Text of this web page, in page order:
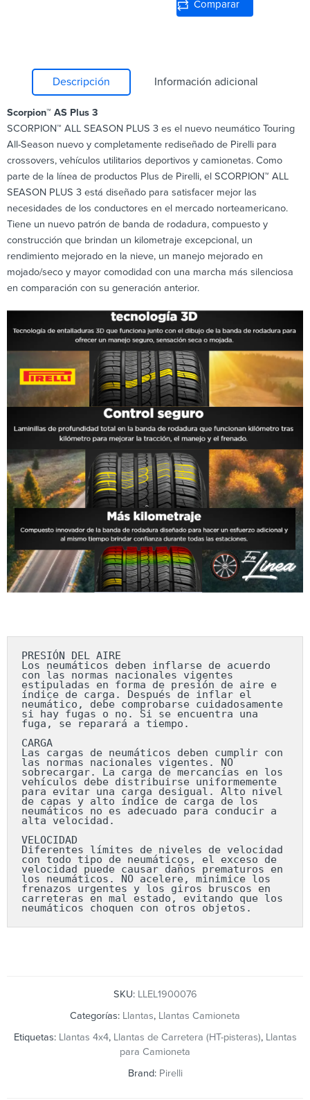
Comparar
Descripción Información adicional
Scorpion™ AS Plus 3
SCORPION™ ALL SEASON PLUS 3 es el nuevo neumático Touring
All-Season nuevo y completamente rediseñado de Pirelli para
crossovers, vehículos utilitarios deportivos y camionetas. Como
parte de la línea de productos Plus de Pirelli, el SCORPION™ ALL
SEASON PLUS 3 está diseñado para satisfacer mejor las
necesidades de los conductores en el mercado norteamericano.
Tiene un nuevo patrón de banda de rodadura, compuesto y
construcción que brindan un kilometraje excepcional, un
rendimiento mejorado en la nieve, un manejo mejorado en
mojado/seco y mayor comodidad con una marcha más silenciosa
en comparación con su generación anterior.
PRESIÓN DEL AIRE
Los neumáticos deben inflarse de acuerdo
con las normas nacionales vigentes
estipuladas en forma de presión de aire e
índice de carga. Después de inflar el
neumático, debe comprobarse cuidadosamente
si hay fugas o no. Si se encuentra una
fuga, se reparará a tiempo.
CARGA
Las cargas de neumáticos deben cumplir con
las normas nacionales vigentes. NO
sobrecargar. La carga de mercancías en los
vehículos debe distribuirse uniformemente
para evitar una carga desigual. Alto nivel
de capas y alto índice de carga de los
neumáticos no es adecuado para conducir a
alta velocidad.
VELOCIDAD
Diferentes límites de niveles de velocidad
con todo tipo de neumáticos, el exceso de
velocidad puede causar daños prematuros en
los neumáticos. NO acelere, minimice los
frenazos urgentes y los giros bruscos en
carreteras en mal estado, evitando que los
neumáticos choquen con otros objetos.
SKU: LLEL1900076
Categorías: Llantas, Llantas Camioneta
Etiquetas: Llantas 4x4, Llantas de Carretera (HT-pisteras), Llantas
para Camioneta
Brand: Pirelli